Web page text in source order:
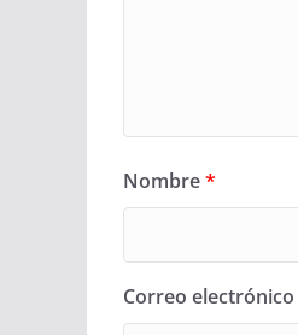
Nombre*
Correo electrónico